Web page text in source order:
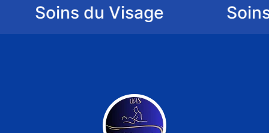
Soins du Visage Soins